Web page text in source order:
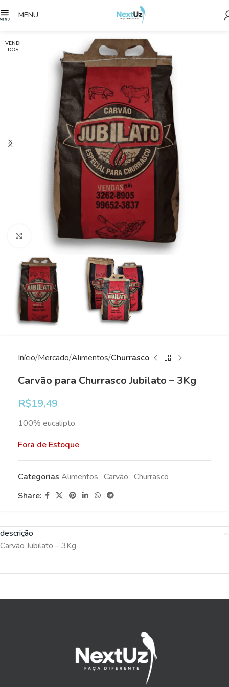
MENU
VENDI
DOS
Clique para ampliar
Início Mercado Alimentos Churrasco
Carvão para Churrasco Jubilato – 3Kg
R$19,49
100% eucalipto
Fora de Estoque
Categorias Alimentos, Carvão, Churrasco
Share:
descrição
Carvão Jubilato – 3Kg